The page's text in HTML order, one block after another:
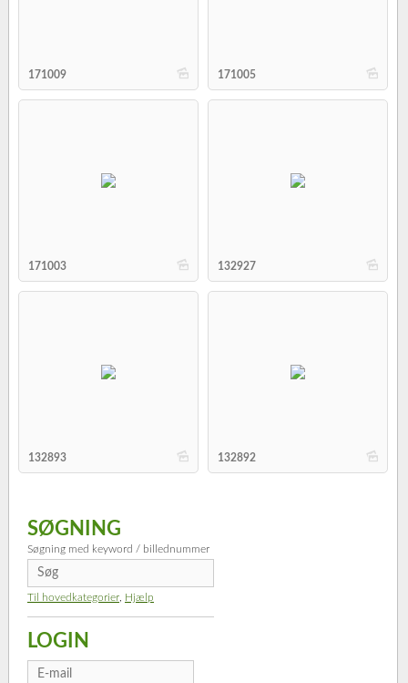
b
171009 b
171005
b
171003 b
132927
b
132893 b
132892
SØGNING
Søgning med keyword / billednummer
Til hovedkategorier Hjælp
LOGIN